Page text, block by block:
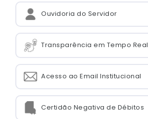
Ouvidoria do Servidor
Transparência em Tempo Real
Acesso ao Email Institucional
Certidão Negativa de Débitos